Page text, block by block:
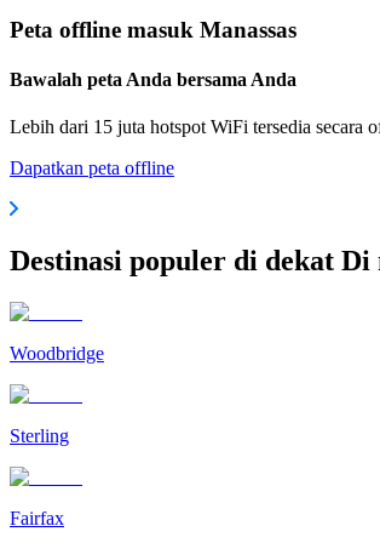
Peta offline masuk Manassas
Bawalah peta Anda bersama Anda
Lebih dari 15 juta hotspot WiFi tersedia secara
Dapatkan peta offline
Destinasi populer di dekat
Woodbridge
Sterling
Fairfax